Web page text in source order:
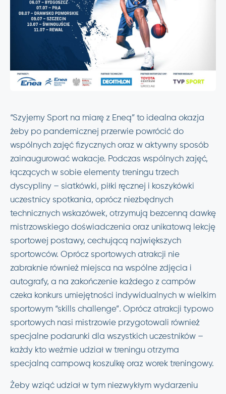
“Szyjemy Sport na miarę z Eneą” to idealna okazja
żeby po pandemicznej przerwie powrócić do
wspólnych zajęć fizycznych oraz w aktywny sposób
zainaugurować wakacje. Podczas wspólnych zajęć,
łączących w sobie elementy treningu trzech
dyscypliny – siatkówki, piłki ręcznej i koszykówki
uczestnicy spotkania, oprócz niezbędnych
technicznych wskazówek, otrzymują bezcenną dawkę
mistrzowskiego doświadczenia oraz unikatową lekcję
sportowej postawy, cechującą największych
sportowców. Oprócz sportowych atrakcji nie
zabraknie również miejsca na wspólne zdjęcia i
autografy, a na zakończenie każdego z campów
czeka konkurs umiejętności indywidualnych w wielkim
sportowym “skills challenge”. Oprócz atrakcji typowo
sportowych nasi mistrzowie przygotowali również
specjalne podarunki dla wszystkich uczestników –
każdy kto weźmie udział w treningu otrzyma
specjalną campową koszulkę oraz worek treningowy.
Żeby wziąć udział w tym niezwykłym wydarzeniu